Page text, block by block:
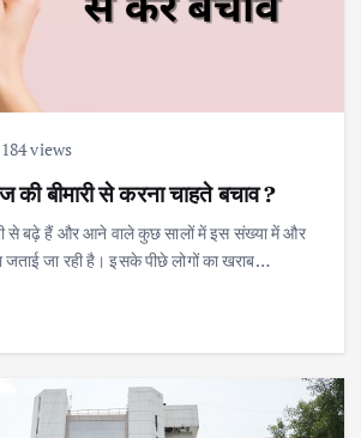
views
की बीमारी से करना चाहते बचाव ?
से बढ़े हैं और आने वाले कुछ सालों में इस संख्या में और
जताई जा रही है। इसके पीछे लोगों का खराब…